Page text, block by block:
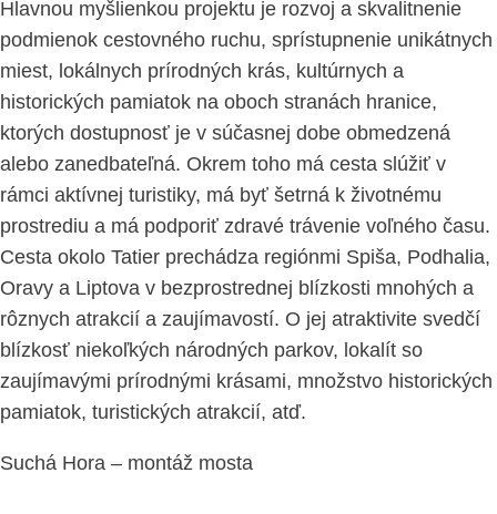
Hlavnou myšlienkou projektu je rozvoj a skvalitnenie
podmienok cestovného ruchu, sprístupnenie unikátnych
miest, lokálnych prírodných krás, kultúrnych a
historických pamiatok na oboch stranách hranice,
ktorých dostupnosť je v súčasnej dobe obmedzená
alebo zanedbateľná. Okrem toho má cesta slúžiť v
rámci aktívnej turistiky, má byť šetrná k životnému
prostrediu a má podporiť zdravé trávenie voľného času.
Cesta okolo Tatier prechádza regiónmi Spiša, Podhalia,
Oravy a Liptova v bezprostrednej blízkosti mnohých a
rôznych atrakcií a zaujímavostí. O jej atraktivite svedčí
blízkosť niekoľkých národných parkov, lokalít so
zaujímavými prírodnými krásami, množstvo historických
pamiatok, turistických atrakcií, atď.
Suchá Hora – montáž mosta